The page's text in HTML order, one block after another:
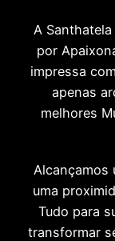
A
por
impressa
apenas
melhores
Alcançamos
uma
Tudo para
transformar